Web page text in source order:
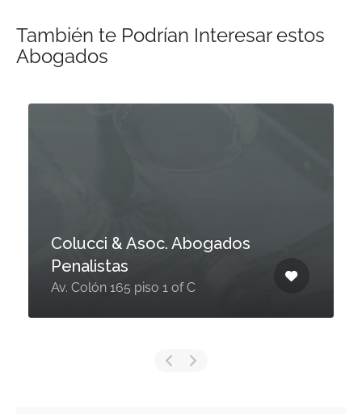
También te Podrían Interesar estos
Abogados
Colucci & Asoc. Abogados
Penalistas
Av. Colón 165 piso 1 of C